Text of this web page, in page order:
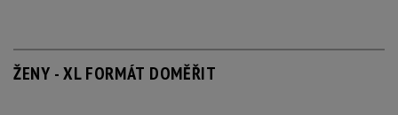
ŽENY - XL FORMÁT DOMĚŘIT